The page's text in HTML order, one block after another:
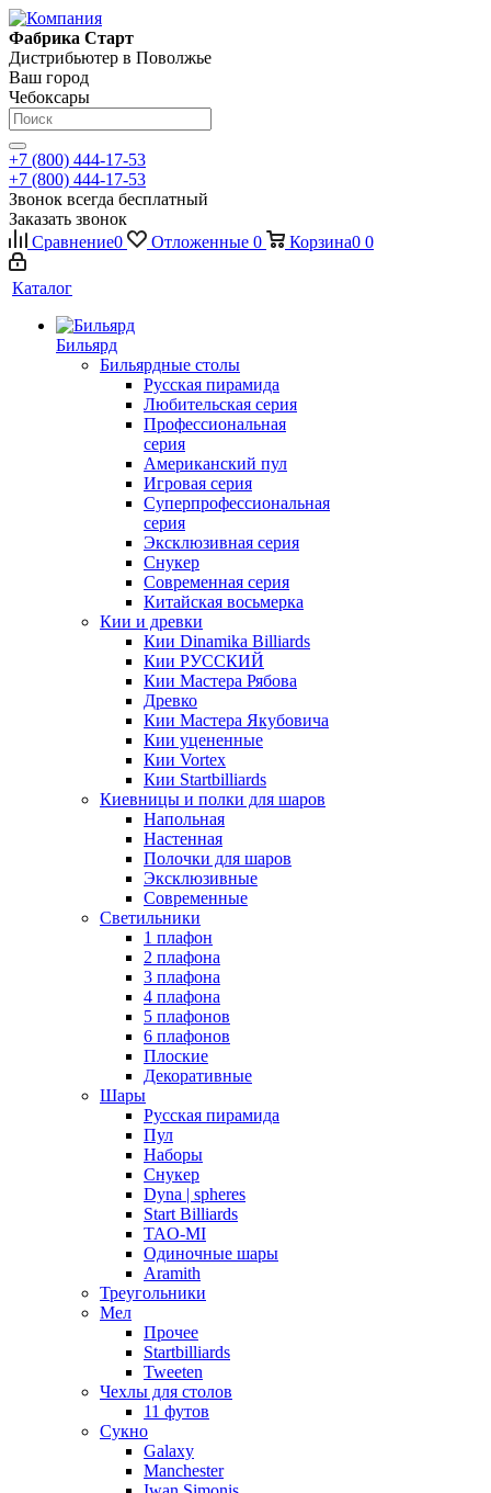
Фабрика Старт
Дистрибьютер в Поволжье
Ваш город
Чебоксары
+7 (800) 444-17-53
+7 (800) 444-17-53
Звонок всегда бесплатный
Заказать звонок
Сравнение0 Отложенные 0 Корзина0 0
Каталог
Бильярд
Бильярдные столы
Русская пирамида
Любительская серия
Профессиональная
серия
Американский пул
Игровая серия
Суперпрофессиональная
серия
Эксклюзивная серия
Снукер
Современная серия
Китайская восьмерка
Кии и древки
Кии Dinamika Billiards
Кии РУССКИЙ
Кии Мастера Рябова
Древко
Кии Мастера Якубовича
Кии уцененные
Кии Vortex
Кии Startbilliards
Киевницы и полки для шаров
Напольная
Настенная
Полочки для шаров
Эксклюзивные
Современные
Светильники
1 плафон
2 плафона
3 плафона
4 плафона
5 плафонов
6 плафонов
Плоские
Декоративные
Шары
Русская пирамида
Пул
Наборы
Снукер
Dyna | spheres
Start Billiards
TAO-MI
Одиночные шары
Aramith
Треугольники
Мел
Прочее
Startbilliards
Tweeten
Чехлы для столов
11 футов
Сукно
Galaxy
Manchester